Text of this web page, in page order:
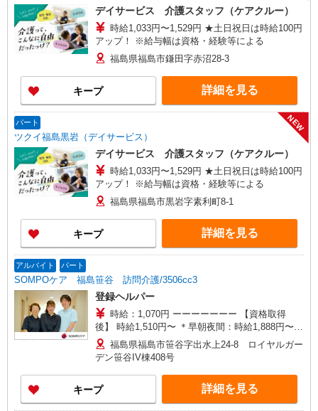
デイサービス 介護スタッフ（ケアクルー）
時給1,033円〜1,529円 ★土日祝日は時給100円
アップ！ ※給与幅は資格・経験等による
福島県福島市鎌田字赤沼28-3
キープ 詳細を見る
パート
ツクイ福島黒岩（デイサービス）
NEW
デイサービス 介護スタッフ（ケアクルー）
時給1,033円〜1,529円 ★土日祝日は時給100円
アップ！ ※給与幅は資格・経験等による
福島県福島市黒岩字素利町8-1
キープ 詳細を見る
アルバイト パート
SOMPOケア 福島笹谷 訪問介護/3506cc3
登録ヘルパー
時給：1,070円 ーーーーーーー 【資格取得
後】 時給1,510円〜 ＊早朝夜間：時給1,888円〜
＊日曜祝日：時給1,810円〜 ーーーーーーー
福島県福島市笹谷字出水上24-8 ロイヤルガー
デン笹谷IV棟408号
キープ 詳細を見る